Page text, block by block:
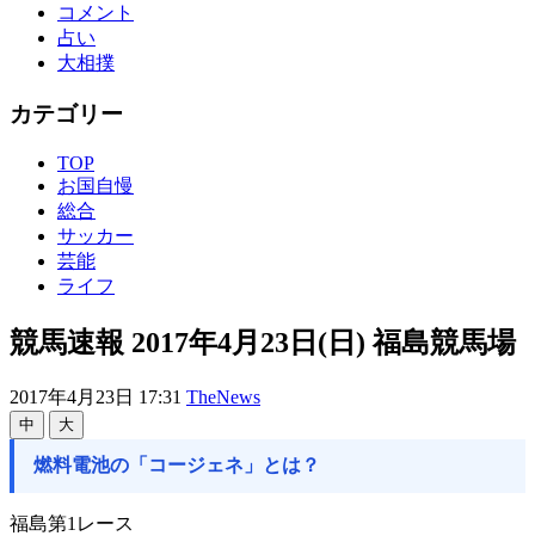
コメント
占い
大相撲
カテゴリー
TOP
お国自慢
総合
サッカー
芸能
ライフ
競馬速報 2017年4月23日(日) 福島競馬場
2017年4月23日 17:31 TheNews
中 大
燃料電池の「コージェネ」とは？
福島第1レース